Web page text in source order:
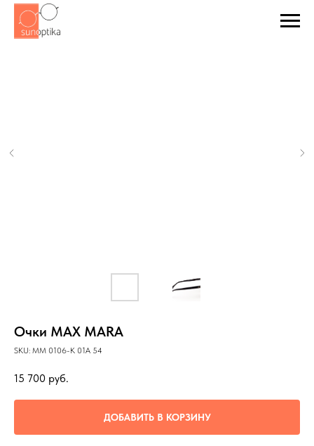
Очки MAX MARA
SKU: MM 0106-K 01A 54
15 700 руб.
ДОБАВИТЬ В КОРЗИНУ